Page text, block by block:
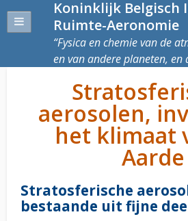
Koninklijk
Ruimte-Aeronomie
Fysica en chemie van de
en van andere planeten, en
aerosolen,
het klimaat
Aarde
Stratosferische
bestaande uit fijne